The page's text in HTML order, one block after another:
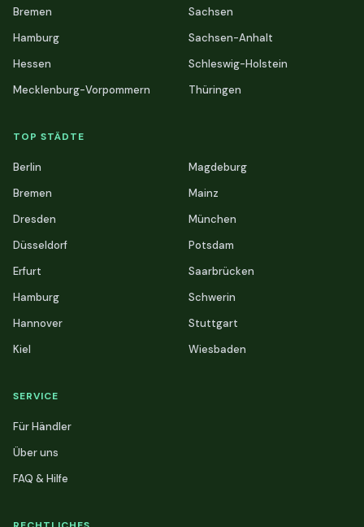
Bremen
Hamburg
Hessen
Mecklenburg-Vorpommern
Sachsen
Sachsen-Anhalt
Schleswig-Holstein
Thüringen
TOP STÄDTE
Berlin
Bremen
Dresden
Düsseldorf
Erfurt
Hamburg
Hannover
Kiel
Magdeburg
Mainz
München
Potsdam
Saarbrücken
Schwerin
Stuttgart
Wiesbaden
SERVICE
Für Händler
Über uns
FAQ & Hilfe